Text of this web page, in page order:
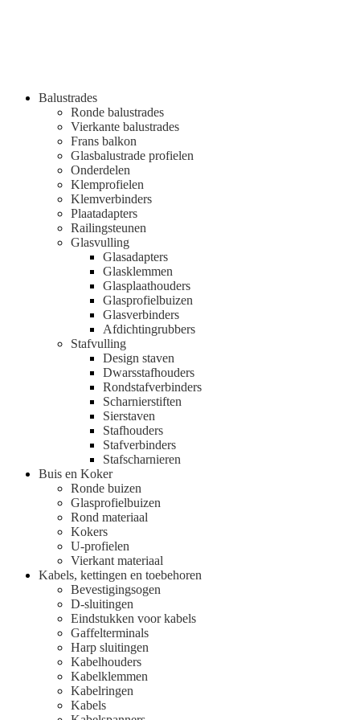
Balustrades
Ronde balustrades
Vierkante balustrades
Frans balkon
Glasbalustrade profielen
Onderdelen
Klemprofielen
Klemverbinders
Plaatadapters
Railingsteunen
Glasvulling
Glasadapters
Glasklemmen
Glasplaathouders
Glasprofielbuizen
Glasverbinders
Afdichtingrubbers
Stafvulling
Design staven
Dwarsstafhouders
Rondstafverbinders
Scharnierstiften
Sierstaven
Stafhouders
Stafverbinders
Stafscharnieren
Buis en Koker
Ronde buizen
Glasprofielbuizen
Rond materiaal
Kokers
U-profielen
Vierkant materiaal
Kabels, kettingen en toebehoren
Bevestigingsogen
D-sluitingen
Eindstukken voor kabels
Gaffelterminals
Harp sluitingen
Kabelhouders
Kabelklemmen
Kabelringen
Kabels